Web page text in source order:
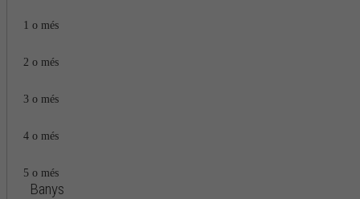
1 o més
2 o més
3 o més
4 o més
5 o més
Banys